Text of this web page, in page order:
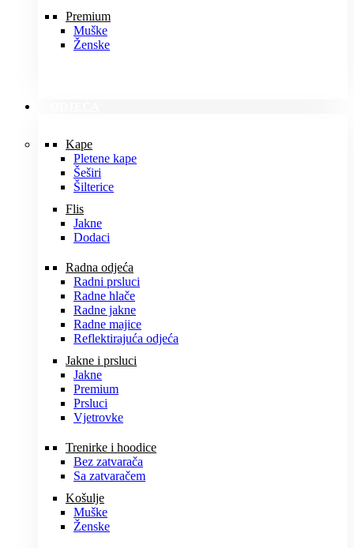
Premium
Muške
Ženske
Kape
Pletene kape
Šeširi
Šilterice
Flis
Jakne
Dodaci
Radna odjeća
Radni prsluci
Radne hlače
Radne jakne
Radne majice
Reflektirajuća odjeća
Jakne i prsluci
Jakne
Premium
Prsluci
Vjetrovke
Trenirke i hoodice
Bez zatvarača
Sa zatvaračem
Košulje
Muške
Ženske